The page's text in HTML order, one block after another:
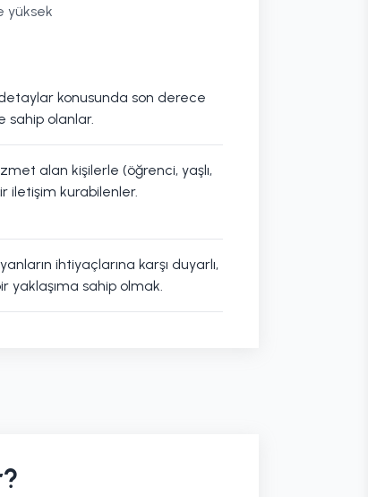
yüksek
konusunda son derece
sahip olanlar.
alan kişilerle (öğrenci, yaşlı,
iletişim kurabilenler.
ihtiyaçlarına karşı duyarlı,
yaklaşıma sahip olmak.